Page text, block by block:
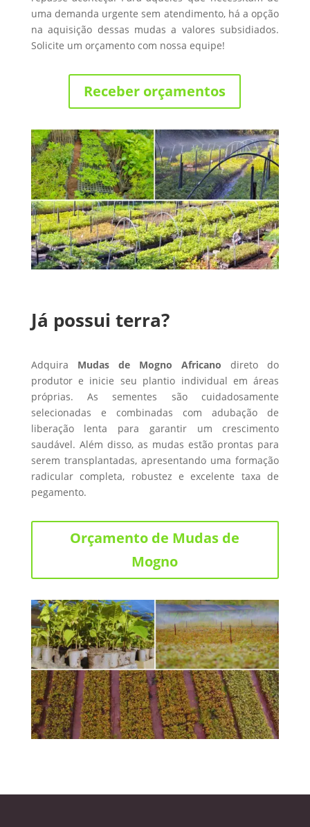
uma demanda urgente sem atendimento, há a opção
na aquisição dessas mudas a valores subsidiados.
Solicite um orçamento com nossa equipe!
Receber orçamentos
Já possui terra?
Adquira Mudas de Mogno Africano direto do
produtor e inicie seu plantio individual em áreas
próprias. As sementes são cuidadosamente
selecionadas e combinadas com adubação de
liberação lenta para garantir um crescimento
saudável. Além disso, as mudas estão prontas para
serem transplantadas, apresentando uma formação
radicular completa, robustez e excelente taxa de
pegamento.
Orçamento de Mudas de
Mogno